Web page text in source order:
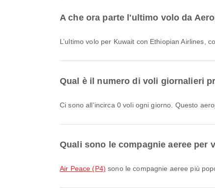
A che ora parte l'ultimo volo da
L’ultimo volo per Kuwait con Ethiopian
Qual è il numero di voli giornalieri
Ci sono all'incirca 0 voli ogni giorno. Questo
Quali sono le compagnie aeree per
Air Peace (P4) sono le compagnie aeree più